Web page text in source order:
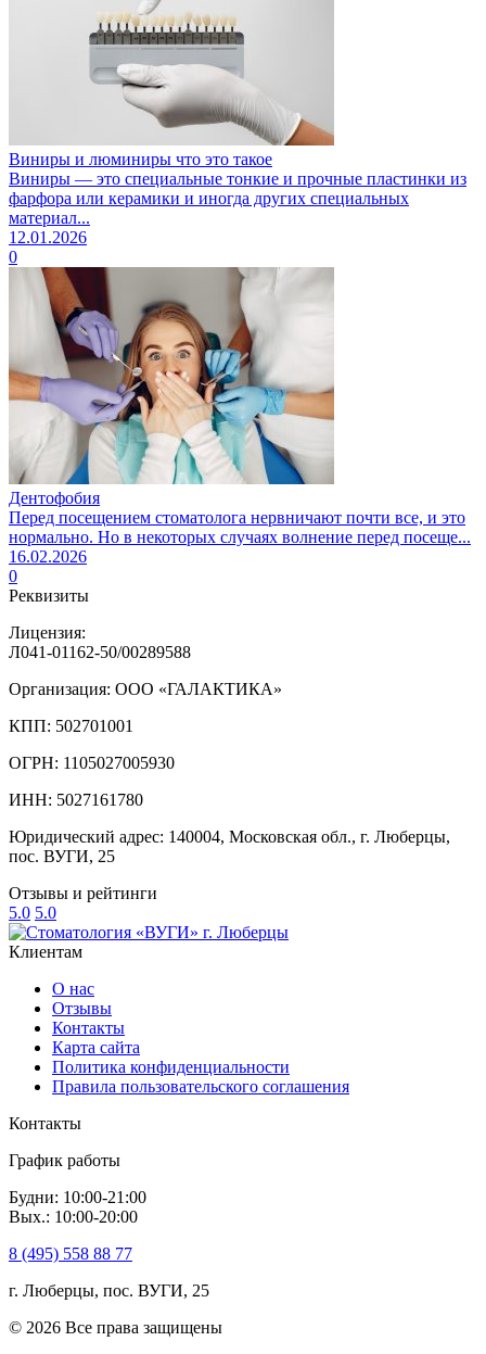
Виниры и люминиры что это такое
Виниры — это специальные тонкие и прочные пластинки из
фарфора или керамики и иногда других специальных
материал...
12.01.2026
0
Дентофобия
Перед посещением стоматолога нервничают почти все, и это
нормально. Но в некоторых случаях волнение перед посеще...
16.02.2026
0
Реквизиты
Лицензия:
Л041-01162-50/00289588
Организация: ООО «ГАЛАКТИКА»
КПП: 502701001
ОГРН: 1105027005930
ИНН: 5027161780
Юридический адрес: 140004, Московская обл., г. Люберцы,
пос. ВУГИ, 25
Отзывы и рейтинги
5.0 5.0
Клиентам
О нас
Отзывы
Контакты
Карта сайта
Политика конфиденциальности
Правила пользовательского соглашения
Контакты
График работы
Будни: 10:00-21:00
Вых.: 10:00-20:00
8 (495) 558 88 77
г. Люберцы, пос. ВУГИ, 25
© 2026 Все права защищены